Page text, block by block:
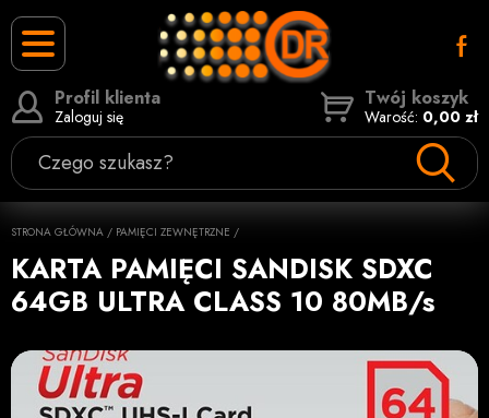
Czego szukasz?
Profil klienta
Zaloguj się
Twój koszyk
Warość: 0,00 zł
STRONA GŁÓWNA / PAMIĘCI ZEWNĘTRZNE /
KARTA PAMIĘCI SANDISK SDXC
64GB ULTRA CLASS 10 80MB/s